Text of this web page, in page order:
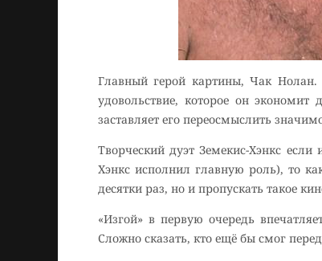
Главный герой картины, Чак Нолан.
удовольствие, которое он
заставляет его переосмыслить
Творческий дуэт Земекис-Хэнкс
Хэнкс исполнил главную роль), то
десятки раз, но и пропускать такое
«Изгой» в первую очередь
Сложно сказать, кто ещё бы смог